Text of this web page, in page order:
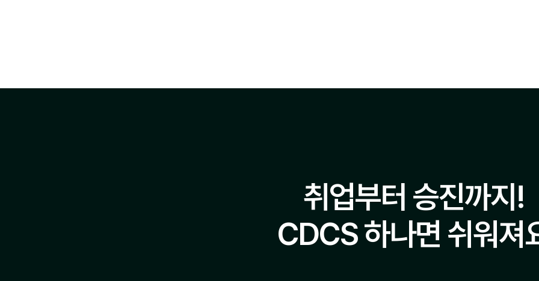
취업부터 승진까지!
CDCS 하나면 쉬워져